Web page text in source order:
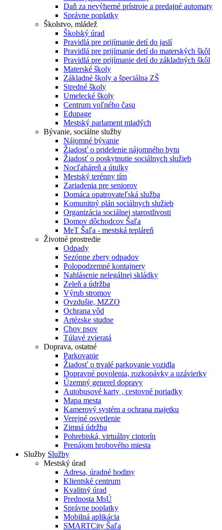
Daň za nevýherné prístroje a predajné automaty
Správne poplatky
Školstvo, mládež
Školský úrad
Pravidlá pre prijímanie detí do jaslí
Pravidlá pre prijímanie detí do materských škôl
Pravidlá pre prijímanie detí do základných škôl
Materské školy
Základné školy a špeciálna ZŠ
Stredné školy
Umelecké školy
Centrum voľného času
Edupage
Mestský parlament mladých
Bývanie, sociálne služby
Nájomné bývanie
Žiadosť o pridelenie nájomného bytu
Žiadosť o poskytnutie sociálnych služieb
Nocľaháreň a útulky
Mestský terénny tím
Zariadenia pre seniorov
Domáca opatrovateľská služba
Komunitný plán sociálnych služieb
Organizácia sociálnej starostlivosti
Domov dôchodcov Šaľa
MeT Šaľa - mestská tepláreň
Životné prostredie
Odpady
Sezónne zbery odpadov
Polopodzemné kontajnery
Nahlásenie nelegálnej skládky
Zeleň a údržba
Výrub stromov
Ovzdušie, MZZO
Ochrana vôd
Artézske studne
Chov psov
Túlavé zvieratá
Doprava, ostatné
Parkovanie
Žiadosť o trvalé parkovanie vozidla
Dopravné povolenia, rozkopávky a uzávierky
Územný generel dopravy
Autobusové karty , cestovné poriadky
Mapa mesta
Kamerový systém a ochrana majetku
Verejné osvetlenie
Zimná údržba
Pohrebiská, virtuálny cintorín
Prenájom hrobového miesta
Služby Služby
Mestský úrad
Adresa, úradné hodiny
Klientské centrum
Kvalitný úrad
Prednosta MsÚ
Správne poplatky
Mobilná aplikácia
SMARTCity Šaľa